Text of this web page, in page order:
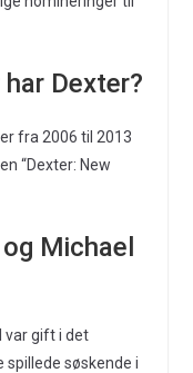
Dexter?
fra 2006 til 2013
“Dexter: New
Michael
var gift i det
spillede søskende i